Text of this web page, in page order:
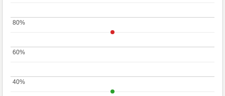
40%
40%
60%
60%
80%
80%